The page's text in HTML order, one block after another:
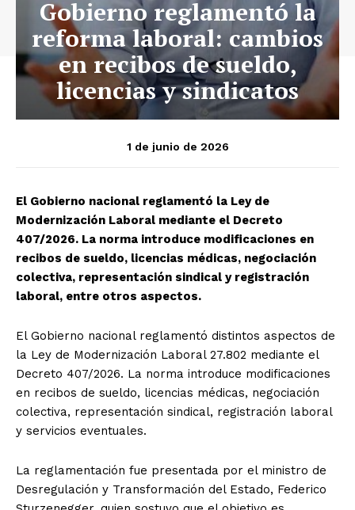
Gobierno reglamentó la
reforma laboral: cambios
en recibos de sueldo,
licencias y sindicatos
1 de junio de 2026
El Gobierno nacional reglamentó la Ley de
Modernización Laboral mediante el Decreto
407/2026. La norma introduce modificaciones en
recibos de sueldo, licencias médicas, negociación
colectiva, representación sindical y registración
laboral, entre otros aspectos.
El Gobierno nacional reglamentó distintos aspectos de
la Ley de Modernización Laboral 27.802 mediante el
Decreto 407/2026. La norma introduce modificaciones
en recibos de sueldo, licencias médicas, negociación
colectiva, representación sindical, registración laboral
y servicios eventuales.
La reglamentación fue presentada por el ministro de
Desregulación y Transformación del Estado, Federico